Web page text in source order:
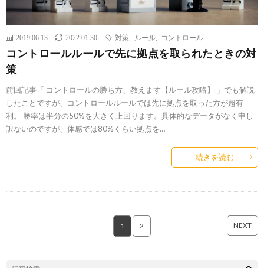
2019.06.13 2022.01.30 対策 ルール コントロール
コントロールルールで先に拠点を取られたときの対
策
前回記事「 コントロールの勝ち方、教えます【ルール攻略】 」でも解説
したことですが、コントロールルールでは先に拠点を取った方が超有
利。 勝率は半分の50%を大きく上回ります。具体的なデータがなく申し
訳ないのですが、体感では80%くらい拠点を…
続きを読む
1 2 NEXT